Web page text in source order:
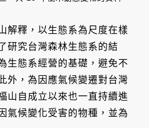
解釋，以生態系為尺度在樣
研究台灣森林生態系的結
生態系經營的基礎，避免不
外，為因應氣候變遷對台灣
山自成立以來也一直持續進
氣候變化受害的物種，並為